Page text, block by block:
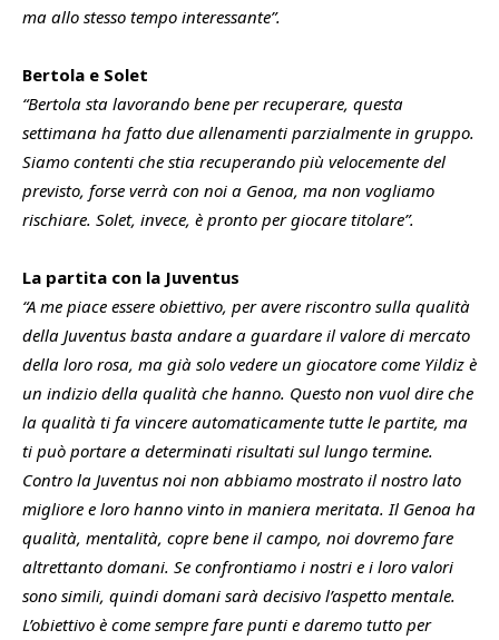
ma allo stesso tempo interessante”.
Bertola e Solet
“Bertola sta lavorando bene per recuperare, questa
settimana ha fatto due allenamenti parzialmente in gruppo.
Siamo contenti che stia recuperando più velocemente del
previsto, forse verrà con noi a Genoa, ma non vogliamo
rischiare. Solet, invece, è pronto per giocare titolare”.
La partita con la Juventus
“A me piace essere obiettivo, per avere riscontro sulla qualità
della Juventus basta andare a guardare il valore di mercato
della loro rosa, ma già solo vedere un giocatore come Yildiz è
un indizio della qualità che hanno. Questo non vuol dire che
la qualità ti fa vincere automaticamente tutte le partite, ma
ti può portare a determinati risultati sul lungo termine.
Contro la Juventus noi non abbiamo mostrato il nostro lato
migliore e loro hanno vinto in maniera meritata. Il Genoa ha
qualità, mentalità, copre bene il campo, noi dovremo fare
altrettanto domani. Se confrontiamo i nostri e i loro valori
sono simili, quindi domani sarà decisivo l’aspetto mentale.
L’obiettivo è come sempre fare punti e daremo tutto per